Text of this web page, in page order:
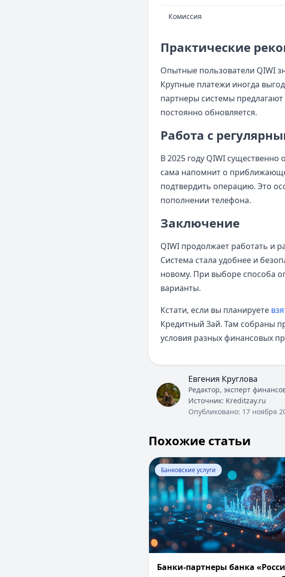
Комиссия
Практические
Опытные пользователи QIWI
Крупные платежи иногда
партнеры системы предлагают
постоянно обновляется.
Работа с
В 2025 году QIWI
сама напомнит о
подтвердить операцию. Это
пополнении телефона.
Заключение
QIWI продолжает работать и
Система стала удобнее и
новому. При выборе способа
варианты.
Кстати, если вы планируете
Кредитный Зай. Там собраны
условия разных финансовых
Евгения Круглова
Редактор, эксперт
Источник: Kreditzay.ru
Опубликовано: 17 ноября
Похожие статьи
Перейти к статье:Банки-партнеры
Банковские услуги
Банки-партнеры банка